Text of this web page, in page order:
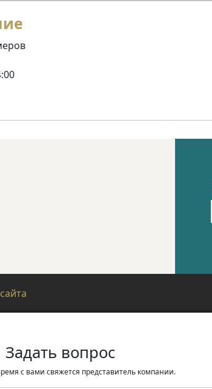
Задать вопрос
с вами свяжется представитель компании.